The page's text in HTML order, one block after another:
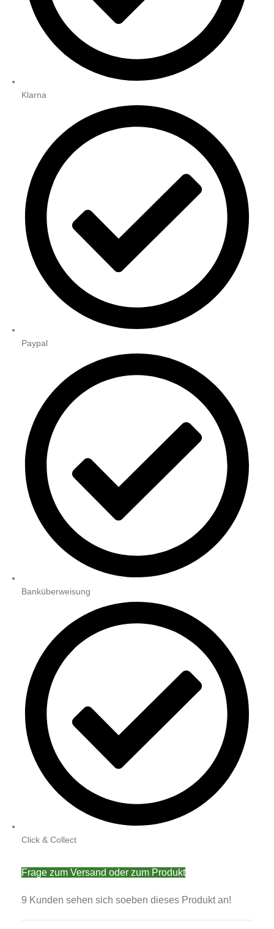
Klarna
Paypal
Banküberweisung
Click & Collect
Frage zum Versand oder zum Produkt
9 Kunden sehen sich soeben dieses Produkt an!